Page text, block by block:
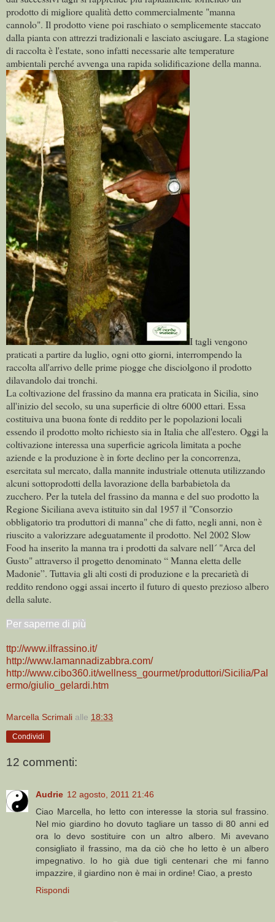
prodotto di migliore qualità detto commercialmente "manna
cannolo". Il prodotto viene poi raschiato o semplicemente staccato
dalla pianta con attrezzi tradizionali e lasciato asciugare. La stagione
di raccolta è l'estate, sono infatti necessarie alte temperature
ambientali perché avvenga una rapida solidificazione della manna.
I tagli vengono
praticati a partire da luglio, ogni otto giorni, interrompendo la
raccolta all'arrivo delle prime piogge che disciolgono il prodotto
dilavandolo dai tronchi.
La coltivazione del frassino da manna era praticata in Sicilia, sino
all'inizio del secolo, su una superficie di oltre 6000 ettari. Essa
costituiva una buona fonte di reddito per le popolazioni locali
essendo il prodotto molto richiesto sia in Italia che all'estero. Oggi la
coltivazione interessa una superficie agricola limitata a poche
aziende e la produzione è in forte declino per la concorrenza,
esercitata sul mercato, dalla mannite industriale ottenuta utilizzando
alcuni sottoprodotti della lavorazione della barbabietola da
zucchero. Per la tutela del frassino da manna e del suo prodotto la
Regione Siciliana aveva istituito sin dal 1957 il "Consorzio
obbligatorio tra produttori di manna" che di fatto, negli anni, non è
riuscito a valorizzare adeguatamente il prodotto. Nel 2002 Slow
Food ha inserito la manna tra i prodotti da salvare nell´ "Arca del
Gusto" attraverso il progetto denominato “ Manna eletta delle
Madonie”. Tuttavia gli alti costi di produzione e la precarietà di
reddito rendono oggi assai incerto il futuro di questo prezioso albero
della salute.
Per saperne di più
ttp://www.ilfrassino.it/
http://www.lamannadizabbra.com/
http://www.cibo360.it/wellness_gourmet/produttori/Sicilia/Pal
ermo/giulio_gelardi.htm
Marcella Scrimali alle 18:33
Condividi
12 commenti:
Audrie 12 agosto, 2011 21:46
Ciao Marcella, ho letto con interesse la storia sul frassino.
Nel mio giardino ho dovuto tagliare un tasso di 80 anni ed
ora lo devo sostituire con un altro albero. Mi avevano
consigliato il frassino, ma da ciò che ho letto è un albero
impegnativo. Io ho già due tigli centenari che mi fanno
impazzire, il giardino non è mai in ordine! Ciao, a presto
Rispondi